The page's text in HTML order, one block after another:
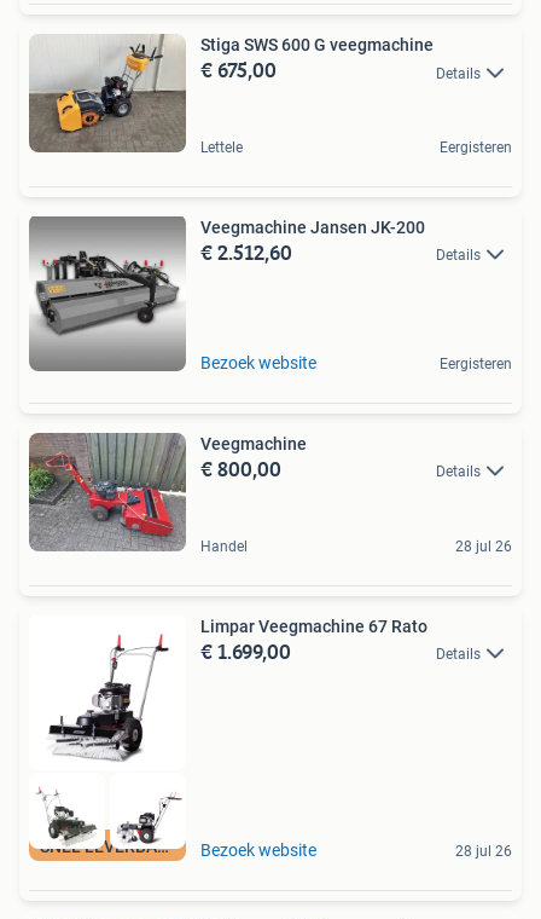
Stiga SWS 600 G veegmachine
€ 675,00 Details
Lettele Eergisteren
Veegmachine Jansen JK-200
€ 2.512,60 Details
Bezoek website Eergisteren
Veegmachine
€ 800,00 Details
Handel 28 jul 26
SNEL LEVERBAAR
Limpar Veegmachine 67 Rato
€ 1.699,00 Details
Bezoek website 28 jul 26